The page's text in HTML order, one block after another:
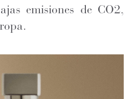
emisiones de CO2,